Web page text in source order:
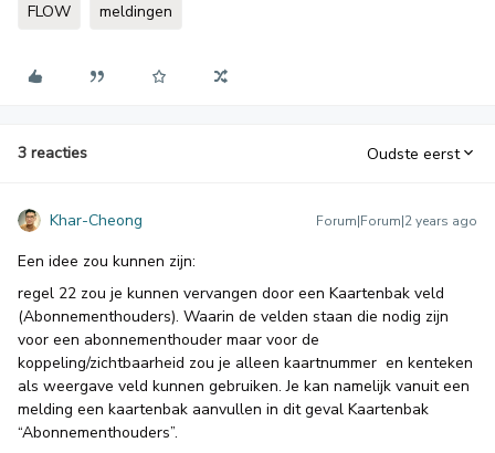
FLOW meldingen
3 reacties Oudste eerst
Khar-Cheong Forum|Forum|2 years ago
Een idee zou kunnen zijn:
regel 22 zou je kunnen vervangen door een Kaartenbak veld
(Abonnementhouders). Waarin de velden staan die nodig zijn
voor een abonnementhouder maar voor de
koppeling/zichtbaarheid zou je alleen kaartnummer en kenteken
als weergave veld kunnen gebruiken. Je kan namelijk vanuit een
melding een kaartenbak aanvullen in dit geval Kaartenbak
“Abonnementhouders”.